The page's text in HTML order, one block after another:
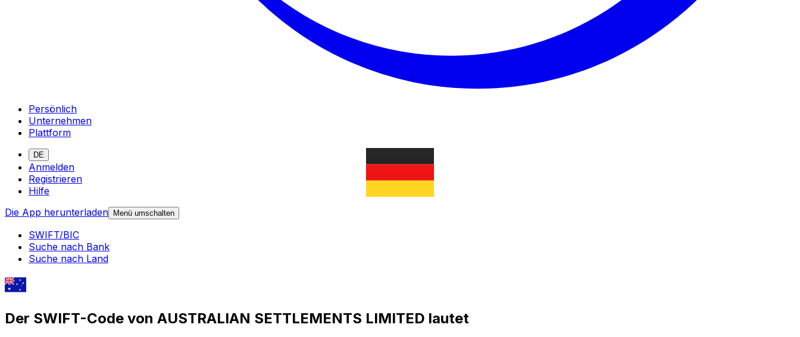
Persönlich
Unternehmen
Plattform
DE
Anmelden
Registrieren
Hilfe
Die App herunterladen Menü umschalten
SWIFT/BIC
Suche nach Bank
Suche nach Land
Der SWIFT-Code von AUSTRALIAN SETTLEMENTS LIMITED lautet